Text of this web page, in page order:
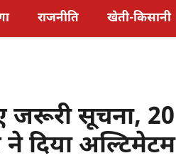
राजनीति खेती-किसानी
जरूरी सूचना, 20
दिया अल्टिमेटम